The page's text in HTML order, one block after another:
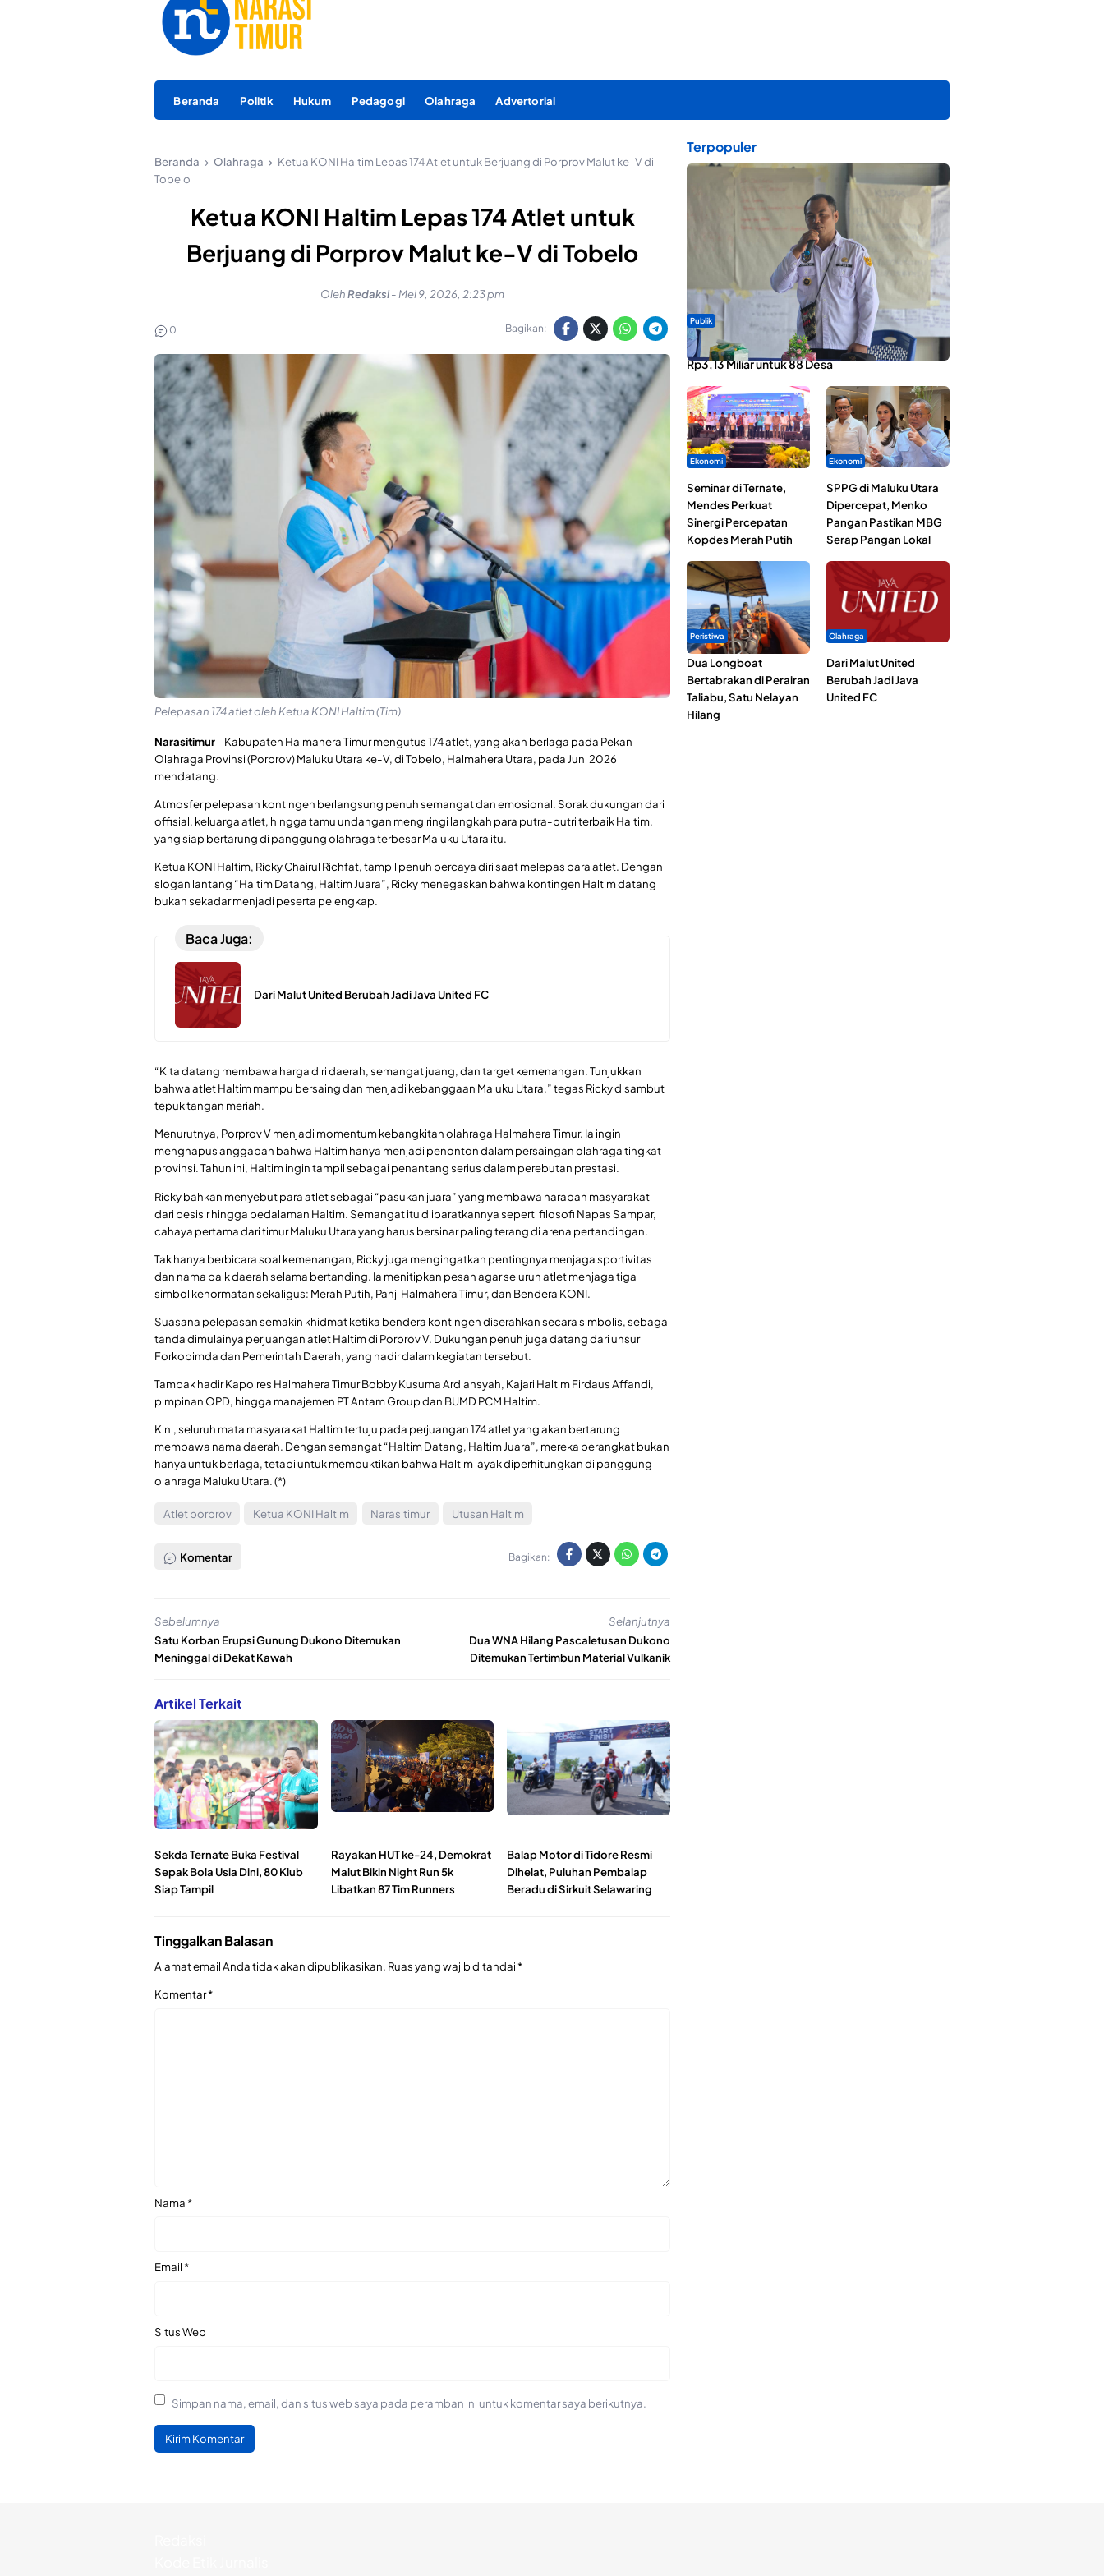
Beranda Politik Hukum Pedagogi Olahraga Advertorial
Beranda Olahraga
Ketua KONI Haltim Lepas 174 Atlet untuk Berjuang di Porprov Malut ke-V di
Tobelo
Ketua KONI Haltim Lepas 174 Atlet untuk
Berjuang di Porprov Malut ke-V di Tobelo
OlehRedaksi- Mei 9, 2026, 2:23 pm
0 Bagikan:
Pelepasan 174 atlet oleh Ketua KONI Haltim (Tim)
Narasitimur– Kabupaten Halmahera Timur mengutus 174 atlet, yang akan berlaga pada Pekan
Olahraga Provinsi (Porprov) Maluku Utara ke-V, di Tobelo, Halmahera Utara, pada Juni 2026
mendatang.
Atmosfer pelepasan kontingen berlangsung penuh semangat dan emosional. Sorak dukungan dari
offisial, keluarga atlet, hingga tamu undangan mengiringi langkah para putra-putri terbaik Haltim,
yang siap bertarung di panggung olahraga terbesar Maluku Utara itu.
Ketua KONI Haltim, Ricky Chairul Richfat, tampil penuh percaya diri saat melepas para atlet. Dengan
slogan lantang “Haltim Datang, Haltim Juara”, Ricky menegaskan bahwa kontingen Haltim datang
bukan sekadar menjadi peserta pelengkap.
Baca Juga:
Dari Malut United Berubah Jadi Java United FC
“Kita datang membawa harga diri daerah, semangat juang, dan target kemenangan. Tunjukkan
bahwa atlet Haltim mampu bersaing dan menjadi kebanggaan Maluku Utara,” tegas Ricky disambut
tepuk tangan meriah.
Menurutnya, Porprov V menjadi momentum kebangkitan olahraga Halmahera Timur. Ia ingin
menghapus anggapan bahwa Haltim hanya menjadi penonton dalam persaingan olahraga tingkat
provinsi. Tahun ini, Haltim ingin tampil sebagai penantang serius dalam perebutan prestasi.
Ricky bahkan menyebut para atlet sebagai “pasukan juara” yang membawa harapan masyarakat
dari pesisir hingga pedalaman Haltim. Semangat itu diibaratkannya seperti filosofi Napas Sampar,
cahaya pertama dari timur Maluku Utara yang harus bersinar paling terang di arena pertandingan.
Tak hanya berbicara soal kemenangan, Ricky juga mengingatkan pentingnya menjaga sportivitas
dan nama baik daerah selama bertanding. Ia menitipkan pesan agar seluruh atlet menjaga tiga
simbol kehormatan sekaligus: Merah Putih, Panji Halmahera Timur, dan Bendera KONI.
Suasana pelepasan semakin khidmat ketika bendera kontingen diserahkan secara simbolis, sebagai
tanda dimulainya perjuangan atlet Haltim di Porprov V. Dukungan penuh juga datang dari unsur
Forkopimda dan Pemerintah Daerah, yang hadir dalam kegiatan tersebut.
Tampak hadir Kapolres Halmahera Timur Bobby Kusuma Ardiansyah, Kajari Haltim Firdaus Affandi,
pimpinan OPD, hingga manajemen PT Antam Group dan BUMD PCM Haltim.
Kini, seluruh mata masyarakat Haltim tertuju pada perjuangan 174 atlet yang akan bertarung
membawa nama daerah. Dengan semangat “Haltim Datang, Haltim Juara”, mereka berangkat bukan
hanya untuk berlaga, tetapi untuk membuktikan bahwa Haltim layak diperhitungkan di panggung
olahraga Maluku Utara. (*)
Atlet porprov Ketua KONI Haltim Narasitimur Utusan Haltim
Komentar Bagikan:
Sebelumnya
Satu Korban Erupsi Gunung Dukono Ditemukan
Meninggal di Dekat Kawah
Selanjutnya
Dua WNA Hilang Pascaletusan Dukono
Ditemukan Tertimbun Material Vulkanik
Artikel Terkait
Sekda Ternate Buka Festival
Sepak Bola Usia Dini, 80 Klub
Siap Tampil
Rayakan HUT ke-24, Demokrat
Malut Bikin Night Run 5k
Libatkan 87 Tim Runners
Balap Motor di Tidore Resmi
Dihelat, Puluhan Pembalap
Beradu di Sirkuit Selawaring
Tinggalkan Balasan
Alamat email Anda tidak akan dipublikasikan. Ruas yang wajib ditandai*
Komentar*
Nama*
Email*
Situs Web
Simpan nama, email, dan situs web saya pada peramban ini untuk komentar saya berikutnya.
Terpopuler
Publik
ABDESI Morotai Apresiasi Penyaluran ADD
Rp3,13 Miliar untuk 88 Desa
Ekonomi
Seminar di Ternate,
Mendes Perkuat
Sinergi Percepatan
Kopdes Merah Putih
Ekonomi
SPPG di Maluku Utara
Dipercepat, Menko
Pangan Pastikan MBG
Serap Pangan Lokal
Peristiwa
Dua Longboat
Bertabrakan di Perairan
Taliabu, Satu Nelayan
Hilang
Olahraga
Dari Malut United
Berubah Jadi Java
United FC